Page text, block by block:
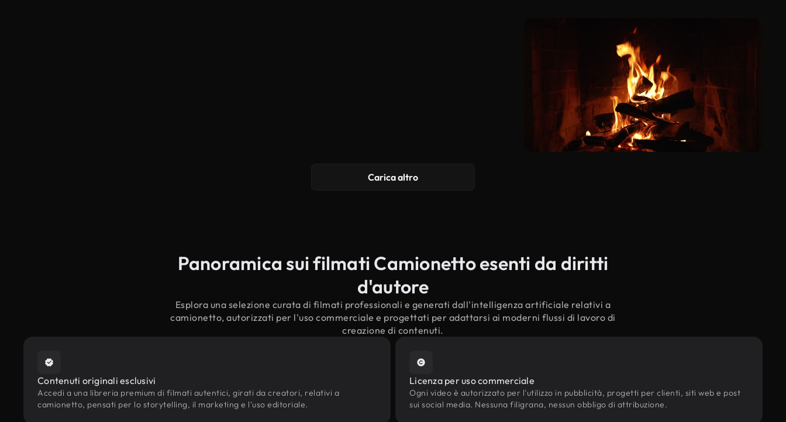
Carica altro
Panoramica sui filmati Camionetto esenti da diritti
d'autore
Esplora una selezione curata di filmati professionali e generati dall'intelligenza artificiale relativi a
camionetto, autorizzati per l'uso commerciale e progettati per adattarsi ai moderni flussi di lavoro di
creazione di contenuti.
Contenuti originali esclusivi
Accedi a una libreria premium di filmati autentici, girati da creatori, relativi a
camionetto, pensati per lo storytelling, il marketing e l'uso editoriale.
Licenza per uso commerciale
Ogni video è autorizzato per l'utilizzo in pubblicità, progetti per clienti, siti web e post
sui social media. Nessuna filigrana, nessun obbligo di attribuzione.